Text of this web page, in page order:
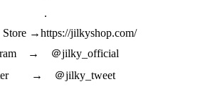
.
Store →https://jilkyshop.com/
→ ＠jilky_official
→ ＠jilky_tweet